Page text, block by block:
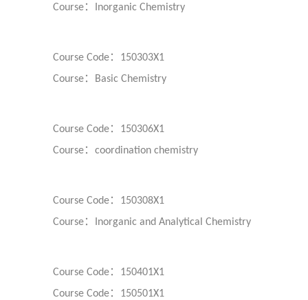
Course： Inorganic Chemistry
Course Code：
150303X1
Course： Basic Chemistry
Course Code：
150306X1
Course： coordination chemistry
Course Code：
150308X1
Course： Inorganic and Analytical Chemistry
Course Code：
150401X1
Course Code：
150501X1